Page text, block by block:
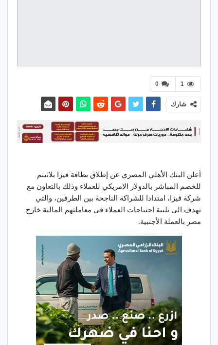
0 1
شارك
أعلن البنك الأهلي المصري عن إطلاق بطاقة فيزا بلاتينم
للخصم المباشر بالدولار الامريكي للعملاء وذلك بالتعاون مع
شركة فيزا، امتدادا للشراكة الناجحة بين الطرفين، والتي
تهدف الى تلبية احتياجات العملاء في معاملتهم المالية خارج
مصر بالعملة الأجنبية.